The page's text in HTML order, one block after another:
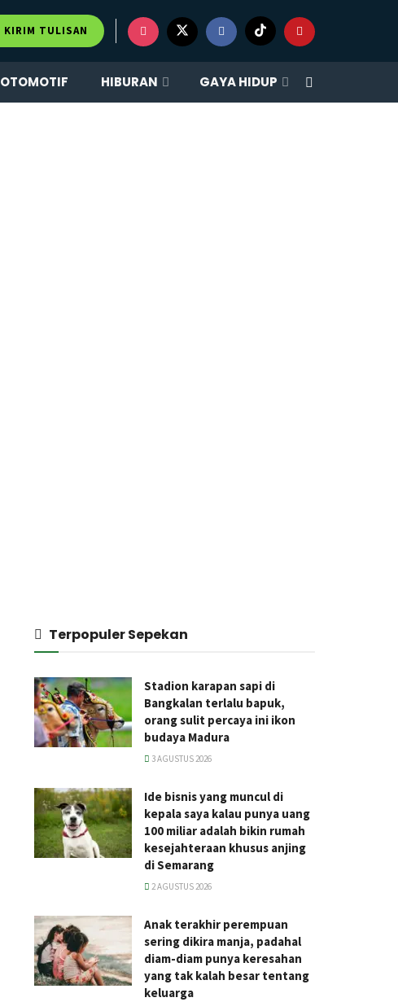
KIRIM TULISAN
OTOMOTIF HIBURAN GAYA HIDUP
Terpopuler Sepekan
Stadion karapan sapi di
Bangkalan terlalu bapuk,
orang sulit percaya ini ikon
budaya Madura
3 AGUSTUS 2026
Ide bisnis yang muncul di
kepala saya kalau punya uang
100 miliar adalah bikin rumah
kesejahteraan khusus anjing
di Semarang
2 AGUSTUS 2026
Anak terakhir perempuan
sering dikira manja, padahal
diam-diam punya keresahan
yang tak kalah besar tentang
keluarga